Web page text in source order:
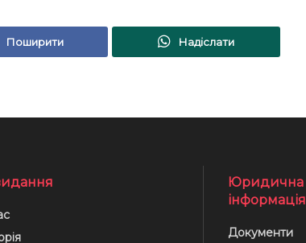
Поширити Надіслати
Юридична
інформація
Документи